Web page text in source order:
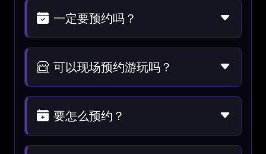
一定要预约吗？
可以现场预约游玩吗？
要怎么预约？